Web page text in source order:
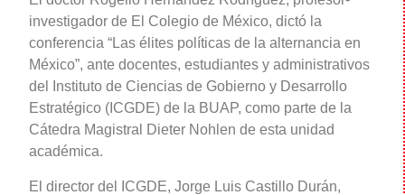
investigador de El Colegio de México, dictó la
conferencia “Las élites políticas de la alternancia en
México”, ante docentes, estudiantes y administrativos
del Instituto de Ciencias de Gobierno y Desarrollo
Estratégico (ICGDE) de la BUAP, como parte de la
Cátedra Magistral Dieter Nohlen de esta unidad
académica.
El director del ICGDE, Jorge Luis Castillo Durán,